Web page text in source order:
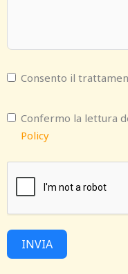
Consento il
Confermo la lettura
Policy
INVIA